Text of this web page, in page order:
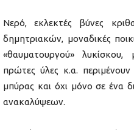
Νερό, εκλεκτές βύνες
δημητριακών, μοναδικές
«θαυματουργού» λυκίσκου,
πρώτες ύλες κ.α. περιμένουν
μπύρας και όχι μόνο σε ένα
ανακαλύψεων.